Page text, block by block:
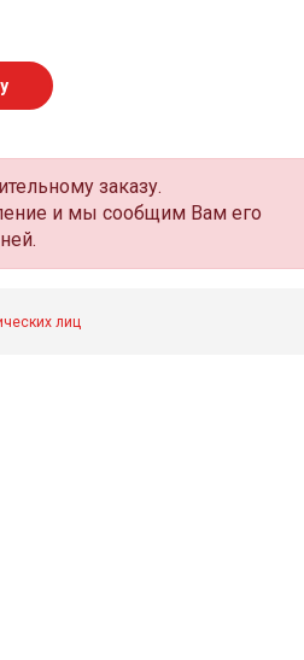
заказу.
и мы сообщим Вам его
лиц